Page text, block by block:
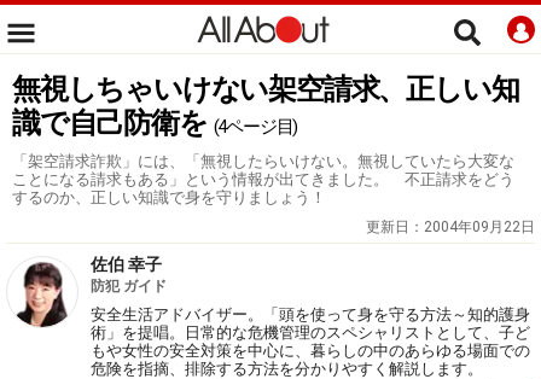
無視しちゃいけない架空請求、正しい知
識で自己防衛を (4ページ目)
「架空請求詐欺」には、「無視したらいけない。無視していたら大変な
ことになる請求もある」という情報が出てきました。 不正請求をどう
するのか、正しい知識で身を守りましょう！
更新日： 2004年09月22日
佐伯 幸子
防犯 ガイド
安全生活アドバイザー。「頭を使って身を守る方法～知的護身
術」を提唱。日常的な危機管理のスペシャリストとして、子ど
もや女性の安全対策を中心に、暮らしの中のあらゆる場面での
危険を指摘、排除する方法を分かりやすく解説します。